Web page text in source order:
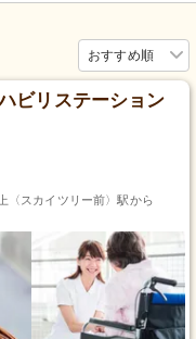
おすすめ順
ビリステーション
〈スカイツリー前〉駅から